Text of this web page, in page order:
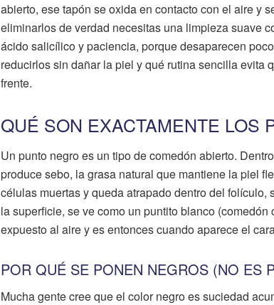
abierto, ese tapón se oxida en contacto con el aire y
eliminarlos de verdad necesitas una limpieza suave
ácido salicílico y paciencia, porque desaparecen
reducirlos sin dañar la piel y qué rutina sencilla evita
frente.
QUÉ SON EXACTAMENTE LOS
Un punto negro es un tipo de comedón abierto.
produce sebo, la grasa natural que mantiene la piel
células muertas y queda atrapado dentro del
la superficie, se ve como un puntito blanco
expuesto al aire y es entonces cuando aparece el
POR QUÉ SE PONEN NEGROS (NO ES
Mucha gente cree que el color negro es suciedad